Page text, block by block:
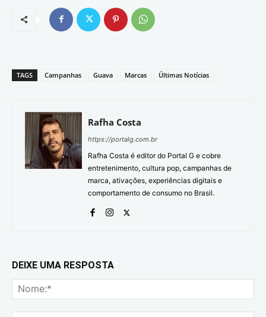
TAGS Campanhas Guava Marcas Últimas Notícias
Rafha Costa
https://portalg.com.br
Rafha Costa é editor do Portal G e cobre
entretenimento, cultura pop, campanhas de
marca, ativações, experiências digitais e
comportamento de consumo no Brasil.
DEIXE UMA RESPOSTA